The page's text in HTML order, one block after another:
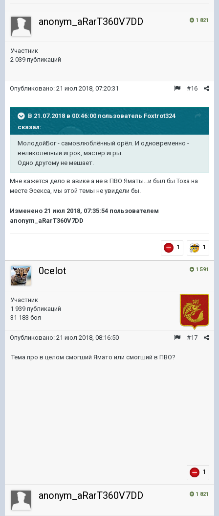
1 821
anonym_aRarT360V7DD
Участник
2 039 публикаций
#16
Опубликовано: 21 июл 2018, 07:20:31
В 21.07.2018 в 00:46:00 пользователь Foxtrot324
сказал:
МолодойБог - самовлюблённый орёл. И одновременно -
великолепный игрок, мастер игры.
Одно другому не мешает.
Мне кажется дело в авике а не в ПВО Яматы...и был бы Тоха на
месте Эсекса, мы этой темы не увидели бы.
Изменено 21 июл 2018, 07:35:54 пользователем
anonym_aRarT360V7DD
1 1
1 591
0celot
Участник
1 939 публикаций
31 183 боя
#17
Опубликовано: 21 июл 2018, 08:16:50
Тема про в целом смогший Ямато или смогший в ПВО?
1
1 821
anonym_aRarT360V7DD